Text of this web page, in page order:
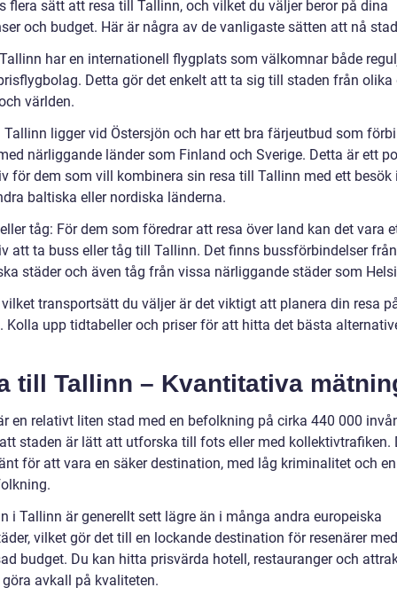
flera sätt att resa till Tallinn, och vilket du väljer beror på dina
och budget. Här är några av de vanligaste sätten att nå
har en internationell flygplats som välkomnar både
Detta gör det enkelt att ta sig till staden från olika
världen.
Tallinn ligger vid Östersjön och har ett bra färjeutbud som
närliggande länder som Finland och Sverige. Detta är ett
för dem som vill kombinera sin resa till Tallinn med ett besök
baltiska eller nordiska länderna.
tåg: För dem som föredrar att resa över land kan det vara
att ta buss eller tåg till Tallinn. Det finns bussförbindelser
städer och även tåg från vissa närliggande städer som
transportsätt du väljer är det viktigt att planera din resa
Kolla upp tidtabeller och priser för att hitta det bästa
till Tallinn – Kvantitativa
en relativt liten stad med en befolkning på cirka 440 000
staden är lätt att utforska till fots eller med kollektivtrafiken.
för att vara en säker destination, med låg kriminalitet och
i Tallinn är generellt sett lägre än i många andra europeiska
vilket gör det till en lockande destination för resenärer
budget. Du kan hitta prisvärda hotell, restauranger och
avkall på kvaliteten.